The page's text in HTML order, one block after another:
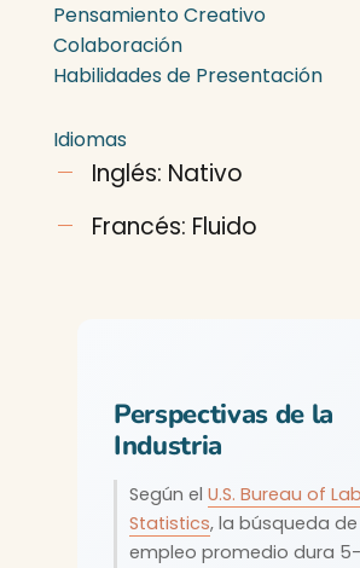
Pensamiento Creativo
Colaboración
Habilidades de Presentación
Idiomas
Inglés: Nativo
Francés: Fluido
Perspectivas de la
Industria
Según el U.S. Bureau of
Statistics, la búsqueda de
empleo promedio dura